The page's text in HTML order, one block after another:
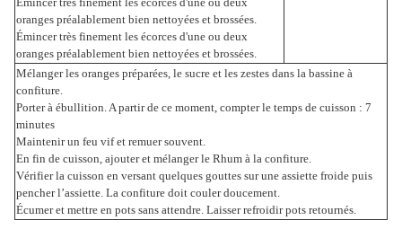
oranges préalablement bien nettoyées et brossées.
Émincer très finement les écorces d'une ou deux
oranges préalablement bien nettoyées et brossées.
Mélanger les oranges préparées, le sucre et les zestes dans la bassine à
confiture.
Porter à ébullition. A partir de ce moment, compter le temps de cuisson : 7
minutes
Maintenir un feu vif et remuer souvent.
En fin de cuisson, ajouter et mélanger le Rhum à la confiture.
Vérifier la cuisson en versant quelques gouttes sur une assiette froide puis
pencher l’assiette. La confiture doit couler doucement.
Écumer et mettre en pots sans attendre. Laisser refroidir pots retournés.